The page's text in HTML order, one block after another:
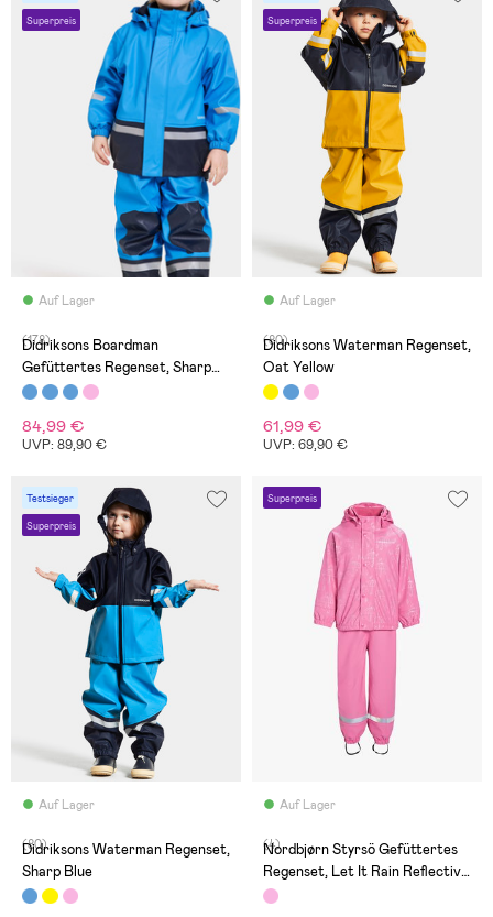
Superpreis
Auf Lager
(178)
Didriksons Boardman
Gefüttertes Regenset, Sharp
Blue
84,99 €
UVP: 89,90 €
Superpreis
Auf Lager
(80)
Didriksons Waterman Regenset,
Oat Yellow
61,99 €
UVP: 69,90 €
Testsieger
Superpreis
Auf Lager
(80)
Didriksons Waterman Regenset,
Sharp Blue
Superpreis
Auf Lager
(4)
Nordbjørn Styrsö Gefüttertes
Regenset, Let It Rain Reflective
Chateau Rose